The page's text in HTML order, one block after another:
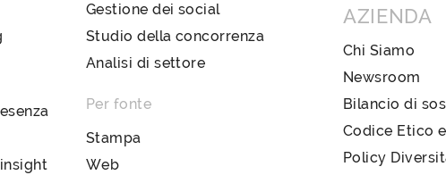
Gestione dei social
Studio della concorrenza
Analisi di settore
Per fonte
Stampa
Web
AZIENDA
Chi Siamo
Newsroom
Bilancio di
Codice Etico
Policy